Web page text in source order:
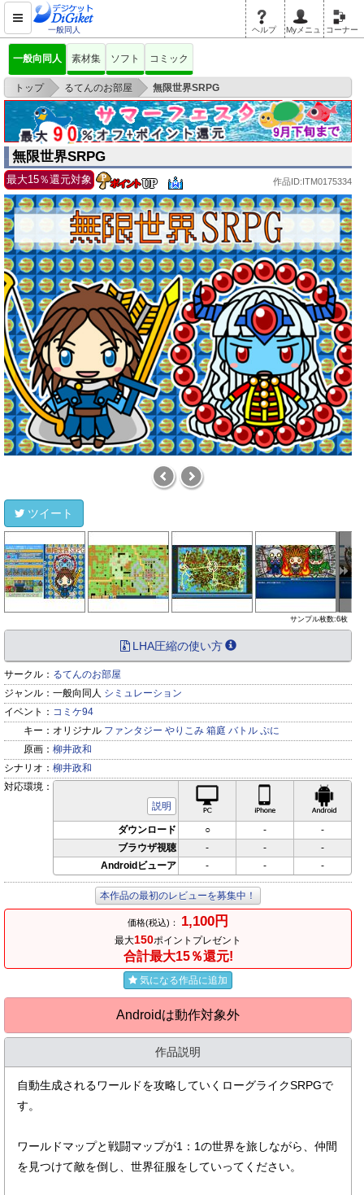
一般同人 ヘルプ Myメニュ コーナー
一般向同人 素材集 ソフト コミック
トップ > るてんのお部屋 > 無限世界SRPG
無限世界SRPG
最大15％還元対象 作品ID:ITM0175334
ツイート
サンプル枚数:6枚
LHA圧縮の使い方
サークル： るてんのお部屋
ジャンル： 一般向同人 シミュレーション
イベント： コミケ94
キー： オリジナル ファンタジー やりこみ 箱庭 バトル ぷに
原画： 柳井政和
シナリオ： 柳井政和
対応環境：
説明
iPhone対応
ダウンロード ○ -
-
ブラウザ視聴
- -
-
Androidビューア
- - -
本作品の最初のレビューを募集中！
価格(税込)： 1,100円
最大150ポイントプレゼント
合計最大15％還元!
気になる作品に追加
Androidは動作対象外
作品説明
自動生成されるワールドを攻略していくローグライクSRPGで
す。
ワールドマップと戦闘マップが1：1の世界を旅しながら、仲間
を見つけて敵を倒し、世界征服をしていってください。